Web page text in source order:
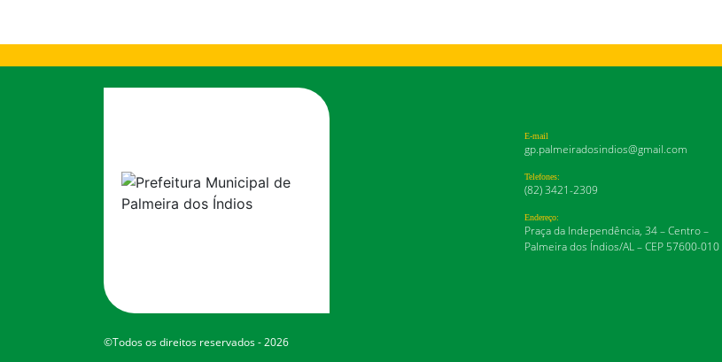
E-mail
gp.palmeiradosindios@gmail.com
Telefones:
(82) 3421-2309
Endereço:
Praça da Independência, 34 – Centro –
Palmeira dos Índios/AL – CEP 57600-010
©Todos os direitos reservados - 2026